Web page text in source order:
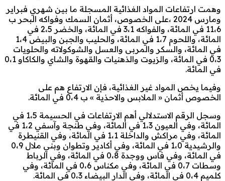
وهمت ارتفاعات المواد الغذائية المسجلة ما بين شهري فبراير
ومارس 2024 ،على الخصوص، أثمان السمك وفواكه البحر ب
11،6 في المائة، والفواكه 3،1 في المائة، والخضر 2،5 في
المائة، واللحوم 1،7 في المائة، والحليب والجبن والبيض 1،4
في المائة، والسكر والمربى والعسل والشوكولاته والحلويات
0،3 في المائة، والزيوت والذهنيات والقهوة والشاي والكاكاو 0،1
في المائة.
وفيما يخص المواد غير الغذائية، فإن الارتفاع هم على
الخصوص أثمان « الملابس والاحذية » ب 0،4 في المائة.
وسجل الرقم الاستدلالي أهم الارتفاعات في الحسيمة 1،5 في
المائة، وفي العيون 1،3 في المائة، وفي طنجة وآسفي 1،2 في
المائة، وفي مراكش والداخلة 1،1 في المائة، وفي القنيطرة
والرشيدية 1،0 في المائة، وفي أكادير وتطوان وبني ملال 0،9
في المائة، وفي فاس ووجدة 0،8 في المائة، وفي الرباط
وسطات 0،7 في المائة، وفي مكناس 0،6 في المائة، وفي
كلميم 0،4 في المائة، وفي الدار البيضاء 0،3 في المائة.